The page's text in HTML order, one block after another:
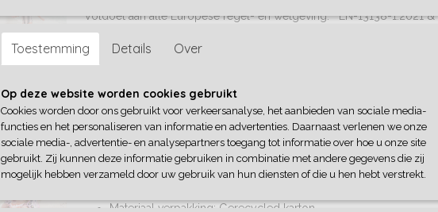
Voldoet aan alle Europese regel- en wetgeving. EN-13138-1:2021 &
Geïnspecteerd voor extra veiligheid en vrij van schadelijke stoffen.
Serie: Swim Essentials Panterprint
Materiaal: 0,25 mm dik duurzaam PVC
Gewicht: 150 gram
Afmetingen: 14 x 6 x 17 cm
Leeftijdsklasse: 0-2 jaar
Materiaal verpakking: Gerecycled karton
Toestemming Details Over
Op deze website worden cookies gebruikt
Cookies worden door ons gebruikt voor verkeersanalyse, het aanbieden van sociale media-
functies en het personaliseren van informatie en advertenties. Daarnaast verlenen we onze
sociale media-, advertentie- en analysepartners toegang tot informatie over hoe u onze site
gebruikt. Zij kunnen deze informatie gebruiken in combinatie met andere gegevens die zij
mogelijk hebben verzameld door uw gebruik van hun diensten of die u hen hebt verstrekt.